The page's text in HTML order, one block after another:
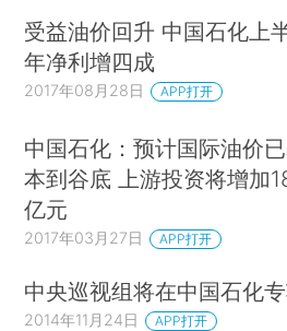
受益油价回升 中国石化上
年净利增四成
2017年08月28日 APP打开
中国石化：预计国际油价
本到谷底 上游投资将增加
亿元
2017年03月27日 APP打开
中央巡视组将在中国石化
2014年11月24日 APP打开